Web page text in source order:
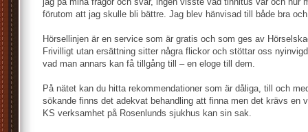
förutom att jag skulle bli bättre. Jag blev hänvisad till både bra
Hörsellinjen är en service som är gratis och som ges av
Frivilligt utan ersättning sitter några flickor och stöttar oss
vad man annars kan få tillgång till – en eloge till dem.
På nätet kan du hitta rekommendationer som är dåliga, till och
sökande finns det adekvat behandling att finna men det krävs en
KS verksamhet på Rosenlunds sjukhus kan sin sak.